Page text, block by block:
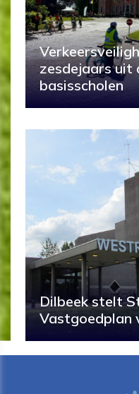
zesdejaars uit
basisscholen
Dilbeek stelt
Vastgoedplan